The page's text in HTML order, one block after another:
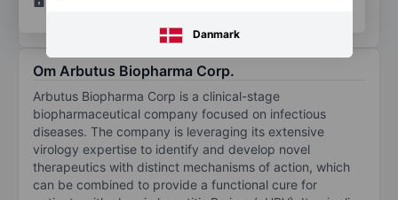
Danmark
og analyse værktøjer.
Om Arbutus Biopharma Corp.
Arbutus Biopharma Corp is a clinical-stage
biopharmaceutical company focused on infectious
diseases. The company is leveraging its extensive
virology expertise to identify and develop novel
therapeutics with distinct mechanisms of action, which
can be combined to provide a functional cure for